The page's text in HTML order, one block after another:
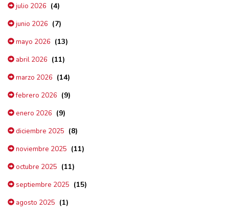
julio 2026 (4)
junio 2026 (7)
mayo 2026 (13)
abril 2026 (11)
marzo 2026 (14)
febrero 2026 (9)
enero 2026 (9)
diciembre 2025 (8)
noviembre 2025 (11)
octubre 2025 (11)
septiembre 2025 (15)
agosto 2025 (1)